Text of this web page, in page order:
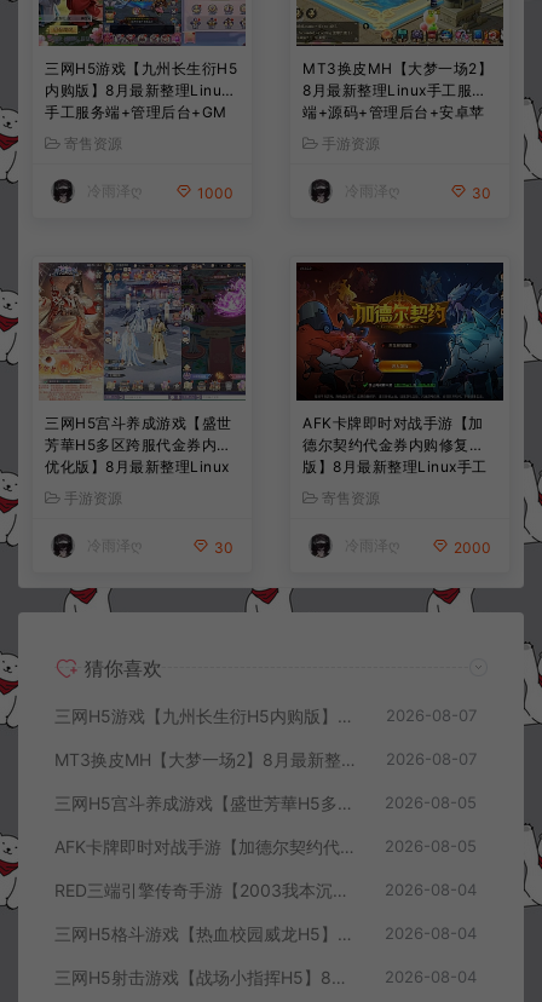
三网H5游戏【九州长生衍H5
内购版】8月最新整理Linux
手工服务端+管理后台+GM
授权后台+简易安卓客户端
+详细搭建教程+视频教程
寄售资源
冷雨泽ღ 1000
MT3换皮MH【大梦一场2】
8月最新整理Linux手工服务
端+源码+管理后台+安卓苹
果双端+详细搭建教程+视频
教程
手游资源
冷雨泽ღ 30
三网H5宫斗养成游戏【盛世
芳華H5多区跨服代金券内购
优化版】8月最新整理Linux
手工服务端+CDK授权后台
+全资源安卓+详细搭建教程
+视频教程
手游资源
冷雨泽ღ 30
AFK卡牌即时对战手游【加
德尔契约代金券内购修复
版】8月最新整理Linux手工
服务端+前后端全套源码+CD
K授权后台+安卓苹果双端
+详细搭建教程+视频教程
寄售资源
冷雨泽ღ 2000
猜你喜欢
三网H5游戏【九州长生衍H5内购版】8月最新整理Linux手工服务端+管理后台+GM授权后台+简易安卓客户端+详细搭建教程+视频教程 2026-08-07
MT3换皮MH【大梦一场2】8月最新整理Linux手工服务端+源码+管理后台+安卓苹果双端+详细搭建教程+视频教程 2026-08-07
三网H5宫斗养成游戏【盛世芳華H5多区跨服代金券内购优化版】8月最新整理Linux手工服务端+CDK授权后台+全资源安卓+详细搭建教程+视频教程 2026-08-05
AFK卡牌即时对战手游【加德尔契约代金券内购修复版】8月最新整理Linux手工服务端+前后端全套源码+CDK授权后台+安卓苹果双端+详细搭建教程+视频教程 2026-08-05
RED三端引擎传奇手游【2003我本沉默三职业】8月最新整理Win一键服务端+PC安卓+详细搭建教程 2026-08-04
三网H5格斗游戏【热血校园威龙H5】8月最新整理Linux手工服务端+Win一键服务端+解压即玩+简易安卓客户端+详细搭建教程 2026-08-04
三网H5射击游戏【战场小指挥H5】8月最新整理Linux手工服务端+Win一键服务端+解压即玩+简易安卓客户端+详细搭建教程 2026-08-04